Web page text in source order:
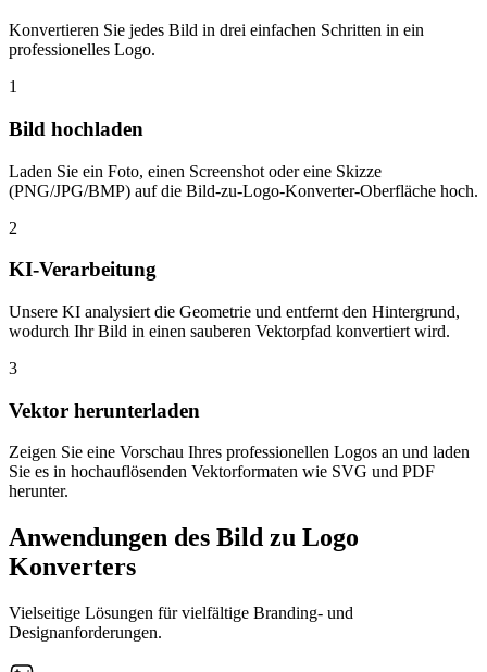
Konvertieren Sie jedes Bild in drei einfachen Schritten in ein
professionelles Logo.
1
Bild hochladen
Laden Sie ein Foto, einen Screenshot oder eine Skizze
(PNG/JPG/BMP) auf die Bild-zu-Logo-Konverter-Oberfläche hoch.
2
KI-Verarbeitung
Unsere KI analysiert die Geometrie und entfernt den Hintergrund,
wodurch Ihr Bild in einen sauberen Vektorpfad konvertiert wird.
3
Vektor herunterladen
Zeigen Sie eine Vorschau Ihres professionellen Logos an und laden
Sie es in hochauflösenden Vektorformaten wie SVG und PDF
herunter.
Anwendungen des Bild zu Logo
Konverters
Vielseitige Lösungen für vielfältige Branding- und
Designanforderungen.